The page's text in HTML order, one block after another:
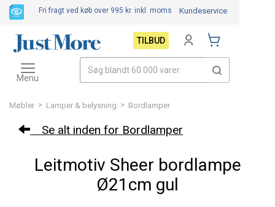
Møbler > Lamper & belysning > Bordlamper
Se alt inden for Bordlamper
Leitmotiv Sheer bordlampe
Ø21cm gul
Fri fragt ved køb over 995 kr. inkl. moms Kundeservice
TILBUD
Toggle
navigation
Menu